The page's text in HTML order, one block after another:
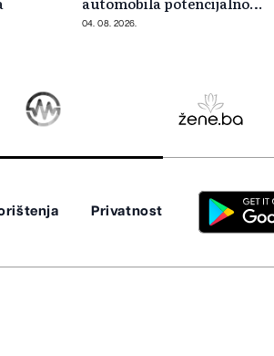
rizično
04. 08. 2026.
Privatnost